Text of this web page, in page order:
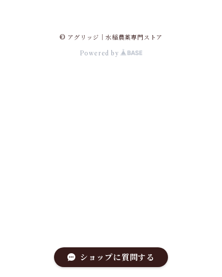
© アグリッジ｜水稲農薬専門ストア
Powered by
ショップに質問する